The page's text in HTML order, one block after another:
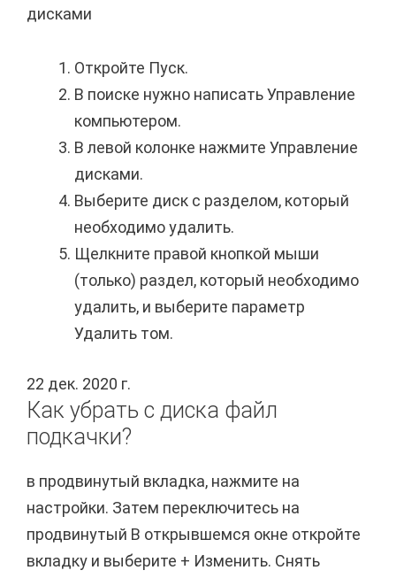
дисками
Откройте Пуск.
В поиске нужно написать Управление
компьютером.
В левой колонке нажмите Управление
дисками.
Выберите диск с разделом, который
необходимо удалить.
Щелкните правой кнопкой мыши
(только) раздел, который необходимо
удалить, и выберите параметр
Удалить том.
22 дек. 2020 г.
Как убрать с диска файл
подкачки?
в продвинутый вкладка, нажмите на
настройки. Затем переключитесь на
продвинутый В открывшемся окне откройте
вкладку и выберите + Изменить. Снять